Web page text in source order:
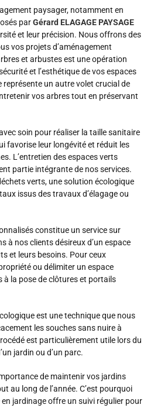
paysager, notamment en
parGérard ELAGAGE PAYSAGE
et leur précision. Nous offrons des
vos projets d’aménagement
et arbustes est une opération
et l’esthétique de vos espaces
représente un autre volet crucial de
vos arbres tout en préservant
soin pour réaliser la taille sanitaire
favorise leur longévité et réduit les
L’entretien des espaces verts
partie intégrante de nos services.
verts, une solution écologique
issus des travaux d’élagage ou
constitue un service sur
à nos clients désireux d’un espace
et leurs besoins. Pour ceux
ou délimiter un espace
à la pose de clôtures et portails
est une technique que nous
les souches sans nuire à
est particulièrement utile lors du
jardin ou d’un parc.
de maintenir vos jardins
au long de l’année. C’est pourquoi
jardinage offre un suivi régulier pour